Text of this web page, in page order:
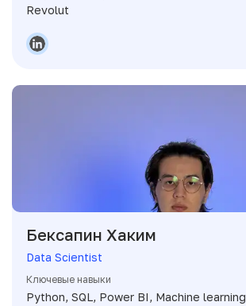
Revolut
Бексапин Хаким
Data Scientist
Ключевые навыки
Python, SQL, Power BI, Machine learning